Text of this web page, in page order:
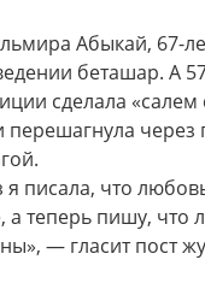
Абыкай, 67-
беташар. А
сделала «салем
перешагнула через
писала, что
а теперь пишу, что
— гласит пост